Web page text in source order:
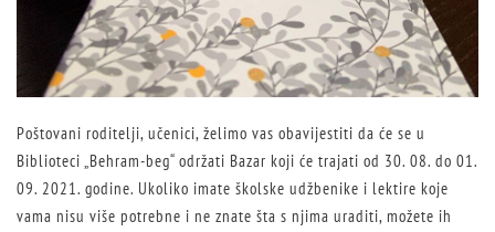
Poštovani roditelji, učenici, želimo vas obavijestiti da će se u
Biblioteci „Behram-beg“ održati Bazar koji će trajati od 30. 08. do 01.
09. 2021. godine. Ukoliko imate školske udžbenike i lektire koje
vama nisu više potrebne i ne znate šta s njima uraditi, možete ih